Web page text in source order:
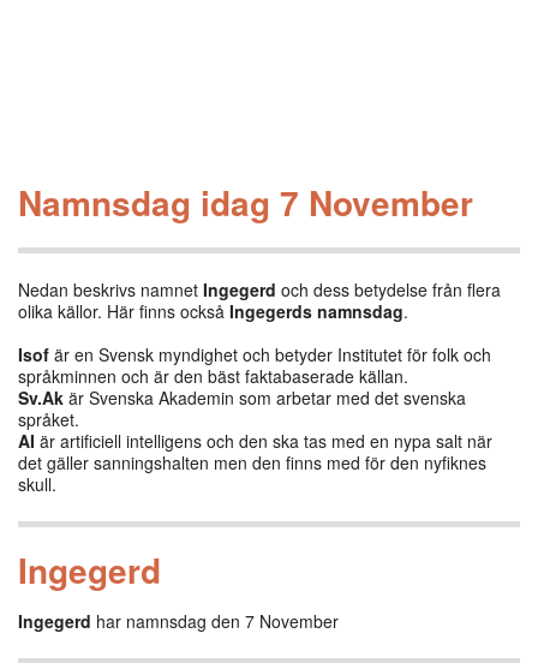
Namnsdag idag 7 November
Nedan beskrivs namnet Ingegerd och dess betydelse från flera
olika källor. Här finns också Ingegerds namnsdag.
Isof är en Svensk myndighet och betyder Institutet för folk och
språkminnen och är den bäst faktabaserade källan.
Sv.Ak är Svenska Akademin som arbetar med det svenska
språket.
AI är artificiell intelligens och den ska tas med en nypa salt när
det gäller sanningshalten men den finns med för den nyfiknes
skull.
Ingegerd
Ingegerd har namnsdag den 7 November